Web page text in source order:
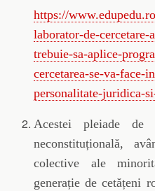
https://
laborator-de-
trebuie-sa-aplice-
cercetarea-se-va-face-
personalitate-juridica-
Acestei pleiade de
neconstituțională,
colective ale
generație de cetățeni